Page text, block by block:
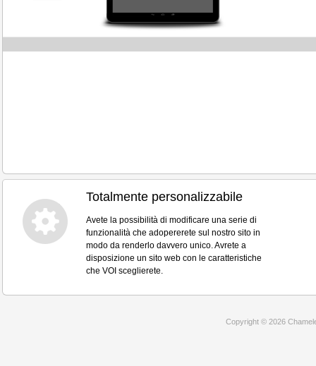
Totalmente personalizzabile
Avete la possibilità di modificare una serie di
funzionalità che adopererete sul nostro sito in
modo da renderlo davvero unico. Avrete a
disposizione un sito web con le caratteristiche
che VOI sceglierete.
Copyright © 2026